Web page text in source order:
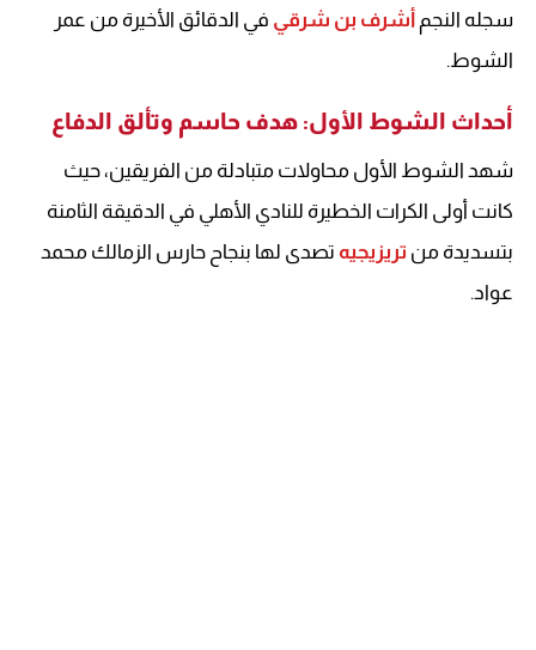
سجله النجم أشرف بن شرقي في الدقائق الأخيرة من عمر
الشوط.
أحداث الشوط الأول: هدف حاسم وتألق الدفاع
شهد الشوط الأول محاولات متبادلة من الفريقين، حيث
كانت أولى الكرات الخطيرة للنادي الأهلي في الدقيقة الثامنة
بتسديدة من تريزيجيه تصدى لها بنجاح حارس الزمالك محمد
عواد.